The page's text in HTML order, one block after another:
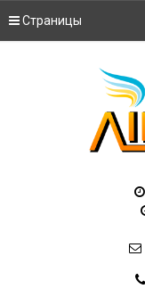
Страницы